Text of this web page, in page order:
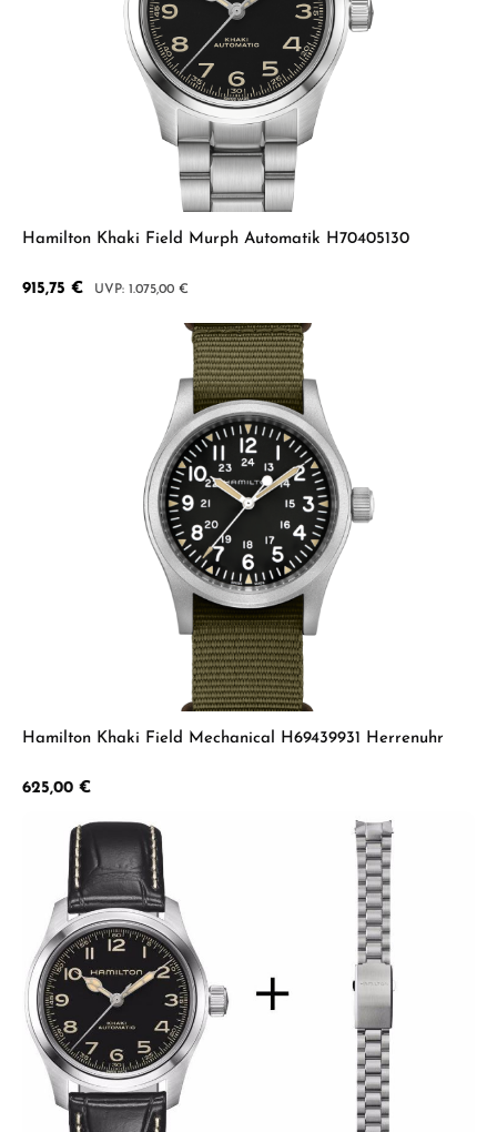
Hamilton Khaki Field Murph Automatik H70405130
Verkaufspreis:
915,75 € Regulärer Preis:
1.075,00 €
Hamilton Khaki Field Mechanical H69439931 Herrenuhr
Regulärer Preis:
625,00 €